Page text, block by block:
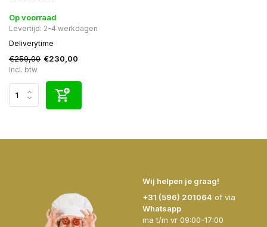
Op voorraad
Levertijd: 2-4 werkdagen
Deliverytime
€259,00 €230,00
Incl. btw
Wij helpen je graag!
+31 (596) 201064 of via
Whatsapp
ma t/m vr 09:00-17:00